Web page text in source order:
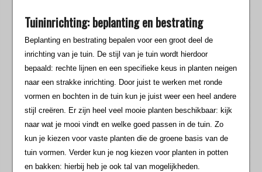
Tuininrichting: beplanting en bestrating
Beplanting en bestrating bepalen voor een groot deel de
inrichting van je tuin. De stijl van je tuin wordt hierdoor
bepaald: rechte lijnen en een specifieke keus in planten neigen
naar een strakke inrichting. Door juist te werken met ronde
vormen en bochten in de tuin kun je juist weer een heel andere
stijl creëren. Er zijn heel veel mooie planten beschikbaar: kijk
naar wat je mooi vindt en welke goed passen in de tuin. Zo
kun je kiezen voor vaste planten die de groene basis van de
tuin vormen. Verder kun je nog kiezen voor planten in potten
en bakken: hierbij heb je ook tal van mogelijkheden.